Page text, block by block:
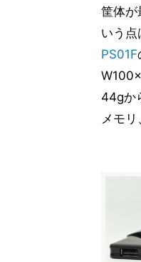
筐体が
いう点
PS01F
44gか
メモリ